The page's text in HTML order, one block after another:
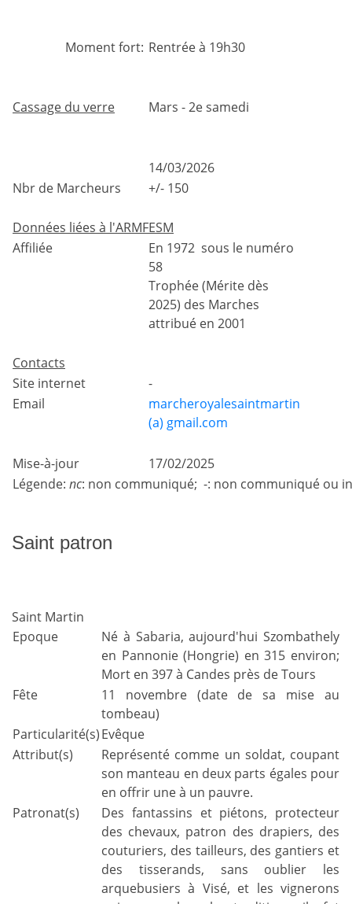
Moment fort: Rentrée à 19h30
Cassage du verre Mars - 2e samedi
14/03/2026
Nbr de Marcheurs
+/- 150
Données liées à l'ARMFESM
Affiliée
En 1972 sous le numéro
58
Trophée (Mérite dès
2025) des Marches
attribué en 2001
Contacts
Site internet
-
Email
marcheroyalesaintmartin
(a) gmail.com
Mise-à-jour
17/02/2025
Légende: nc: non communiqué; -: non communiqué ou
Saint patron
Saint Martin
Epoque
Né à Sabaria, aujourd'hui Szombathely
en Pannonie (Hongrie) en 315 environ;
Mort en 397 à Candes près de Tours
Fête
11 novembre (date de sa mise au
tombeau)
Particularité(s)Evêque
Attribut(s)
Représenté comme un soldat, coupant
son manteau en deux parts égales pour
en offrir une à un pauvre.
Patronat(s)
Des fantassins et piétons, protecteur
des chevaux, patron des drapiers, des
couturiers, des tailleurs, des gantiers et
des tisserands, sans oublier les
arquebusiers à Visé, et les vignerons